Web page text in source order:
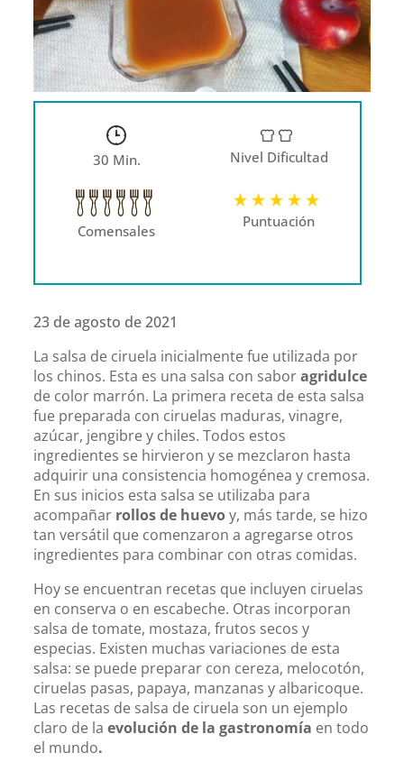
30 Min. Nivel Dificultad
Comensales
Puntuación
23 de agosto de 2021
La salsa de ciruela inicialmente fue utilizada por
los chinos. Esta es una salsa con saboragridulce
de color marrón. La primera receta de esta salsa
fue preparada con ciruelas maduras, vinagre,
azúcar, jengibre y chiles. Todos estos
ingredientes se hirvieron y se mezclaron hasta
adquirir una consistencia homogénea y cremosa.
En sus inicios esta salsa se utilizaba para
acompañar rollos de huevoy, más tarde, se hizo
tan versátil que comenzaron a agregarse otros
ingredientes para combinar con otras comidas.
Hoy se encuentran recetas que incluyen ciruelas
en conserva o en escabeche. Otras incorporan
salsa de tomate, mostaza, frutos secos y
especias. Existen muchas variaciones de esta
salsa: se puede preparar con cereza, melocotón,
ciruelas pasas, papaya, manzanas y albaricoque.
Las recetas de salsa de ciruela son un ejemplo
claro de laevolución de la gastronomía en todo
el mundo.